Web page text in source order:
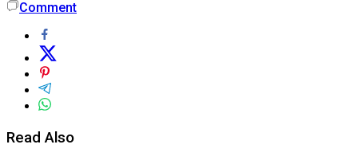
Comment
Read Also